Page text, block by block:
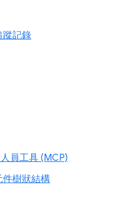
蹤記錄
員工具 (MCP)
件樹狀結構